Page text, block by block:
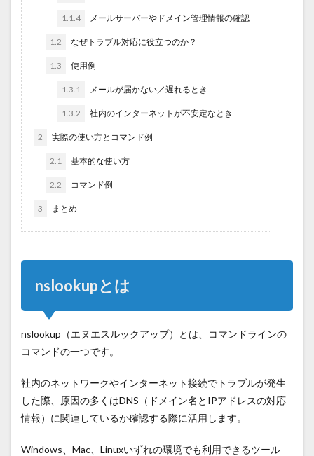
1.1.4 メールサーバーやドメイン管理情報の確認
1.2 なぜトラブル対応に役立つのか？
1.3 使用例
1.3.1 メールが届かない／遅れるとき
1.3.2 社内のインターネットが不安定なとき
2 実際の使い方とコマンド例
2.1 基本的な使い方
2.2 コマンド例
3 まとめ
nslookupとは
nslookup（エヌエスルックアップ）とは、コマンドラインの
コマンドの一つです。
社内のネットワークやインターネット接続でトラブルが発生
した際、原因の多くはDNS（ドメイン名とIPアドレスの対応
情報）に関連しているか確認する際に活用します。
Windows、Mac、Linuxいずれの環境でも利用できるツール